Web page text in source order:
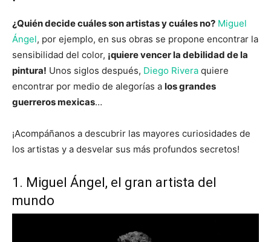
¿Quién decide cuáles son artistas y cuáles no? Miguel
Ángel, por ejemplo, en sus obras se propone encontrar la
sensibilidad del color, ¡quiere vencer la debilidad de la
pintura! Unos siglos después, Diego Rivera quiere
encontrar por medio de alegorías a los grandes
guerreros mexicas…
¡Acompáñanos a descubrir las mayores curiosidades de
los artistas y a desvelar sus más profundos secretos!
1. Miguel Ángel, el gran artista del
mundo